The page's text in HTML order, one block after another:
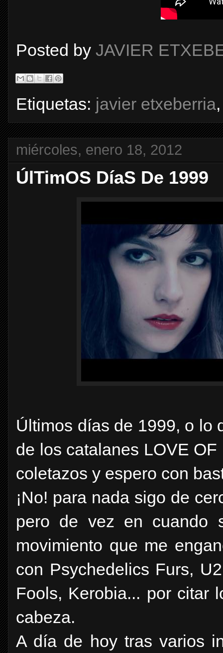
Posted by JAVIER
Etiquetas: javier etxeberria
miércoles, enero 18, 2012
ÚlTimOS DíaS De 1999
Últimos días de 1999, o lo
de los catalanes LOVE
coletazos y espero con
¡No! para nada sigo de
pero de vez en cuando
movimiento que me
con Psychedelics Furs,
Fools, Kerobia... por citar
cabeza.
A día de hoy tras varios